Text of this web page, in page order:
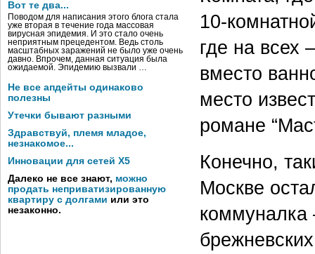
Вот те два...
Поводом для написания этого блога стала
уже вторая в течение года массовая
вирусная эпидемия. И это стало очень
неприятным прецедентом. Ведь столь
масштабных заражений не было уже очень
давно. Впрочем, данная ситуация была
ожидаемой. Эпидемию вызвали …
Не все апдейты одинаково
полезны
Утечки бывают разными
Здравствуй, племя младое,
незнакомое...
Инновации для сетей X5
Далеко не все знают, можно
продать неприватизированную
квартиру с долгами или это
незаконно.
10-
где на всех
вместо
место
романе
Конечно,
Москве
коммуналка